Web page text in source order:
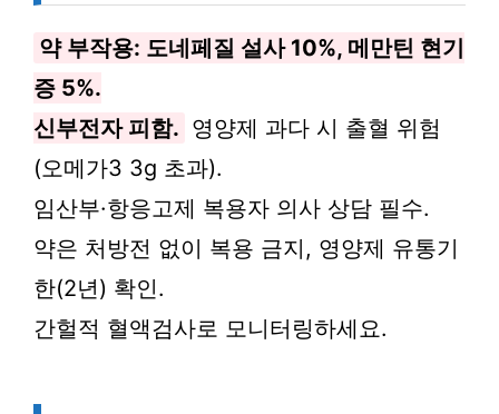
약 부작용: 도네페질 설사 10%, 메만틴 현기
증 5%.
신부전자 피함. 영양제 과다 시 출혈 위험
(오메가3 3g 초과).
임산부·항응고제 복용자 의사 상담 필수.
약은 처방전 없이 복용 금지, 영양제 유통기
한(2년) 확인.
간헐적 혈액검사로 모니터링하세요.